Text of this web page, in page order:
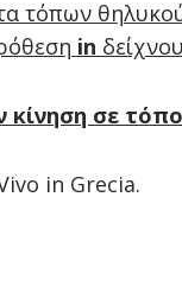
τόπων
in
κίνηση σε
in Grecia.